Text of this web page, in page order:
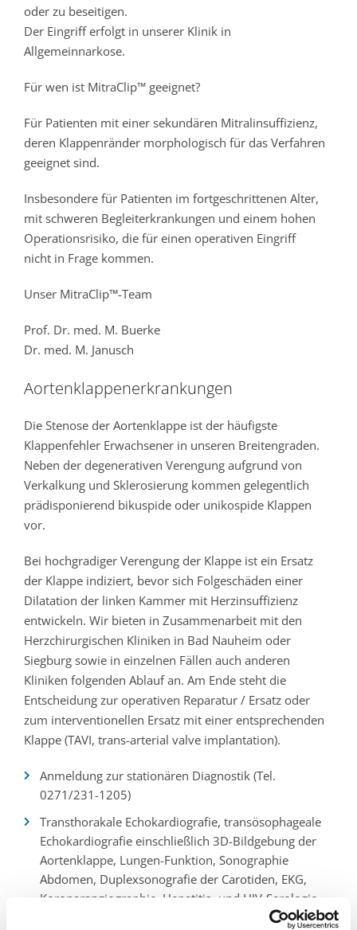
oder zu beseitigen.
Der Eingriff erfolgt in unserer Klinik in
Allgemeinnarkose.
Für wen ist MitraClip™ geeignet?
Für Patienten mit einer sekundären Mitralinsuffizienz,
deren Klappenränder morphologisch für das Verfahren
geeignet sind.
Insbesondere für Patienten im fortgeschrittenen Alter,
mit schweren Begleiterkrankungen und einem hohen
Operationsrisiko, die für einen operativen Eingriff
nicht in Frage kommen.
Unser MitraClip™-Team
Prof. Dr. med. M. Buerke
Dr. med. M. Janusch
Aortenklappenerkrankungen
Die Stenose der Aortenklappe ist der häufigste
Klappenfehler Erwachsener in unseren Breitengraden.
Neben der degenerativen Verengung aufgrund von
Verkalkung und Sklerosierung kommen gelegentlich
prädisponierend bikuspide oder unikospide Klappen
vor.
Bei hochgradiger Verengung der Klappe ist ein Ersatz
der Klappe indiziert, bevor sich Folgeschäden einer
Dilatation der linken Kammer mit Herzinsuffizienz
entwickeln. Wir bieten in Zusammenarbeit mit den
Herzchirurgischen Kliniken in Bad Nauheim oder
Siegburg sowie in einzelnen Fällen auch anderen
Kliniken folgenden Ablauf an. Am Ende steht die
Entscheidung zur operativen Reparatur / Ersatz oder
zum interventionellen Ersatz mit einer entsprechenden
Klappe (TAVI, trans-arterial valve implantation).
Anmeldung zur stationären Diagnostik (Tel.
0271/231-1205)
Transthorakale Echokardiografie, transösophageale
Echokardiografie einschließlich 3D-Bildgebung der
Aortenklappe, Lungen-Funktion, Sonographie
Abdomen, Duplexsonografie der Carotiden, EKG,
Koronarangiographie, Hepatitis- und HIV-Serologie
Zusammenfassung der Befunde, Euroscore II-